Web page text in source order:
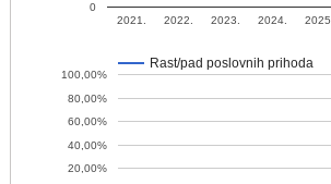
2021. 2022. 2023. 2024. 2025.
0
Rast/pad poslovnih prihoda
20,00%
40,00%
60,00%
80,00%
100,00%